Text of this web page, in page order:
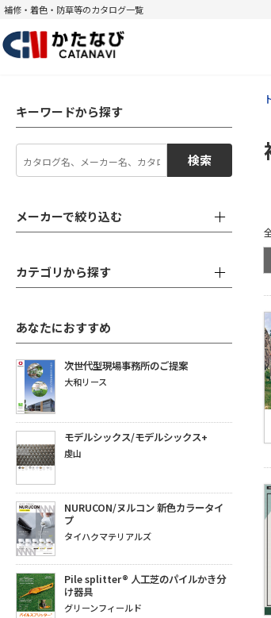
補修・着色・防草等のカタログ一覧
キーワードから探す
検索
メーカーで絞り込む
カテゴリから探す
あなたにおすすめ
次世代型現場事務所のご提案
大和リース
モデルシックス/モデルシックス+
虔山
NURUCON/ヌルコン 新色カラータイ
プ
タイハクマテリアルズ
Pile splitter® 人工芝のパイルかき分
け器具
グリーンフィールド